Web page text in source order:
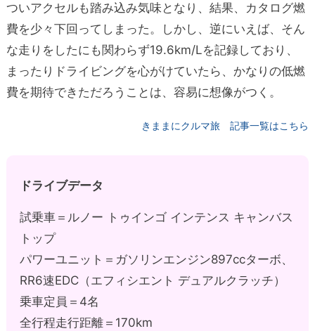
ついアクセルも踏み込み気味となり、結果、カタログ燃
費を少々下回ってしまった。しかし、逆にいえば、そん
な走りをしたにも関わらず19.6km/Lを記録しており、
まったりドライビングを心がけていたら、かなりの低燃
費を期待できただろうことは、容易に想像がつく。
きままにクルマ旅 記事一覧はこちら
ドライブデータ
試乗車＝ルノー トゥインゴ インテンス キャンバス
トップ
パワーユニット＝ガソリンエンジン897ccターボ、
RR6速EDC（エフィシエント デュアルクラッチ）
乗車定員＝4名
全行程走行距離＝170km